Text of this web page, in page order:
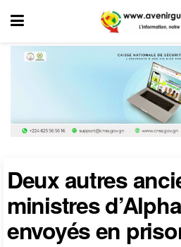
Deux autres
ministres
envoyés en